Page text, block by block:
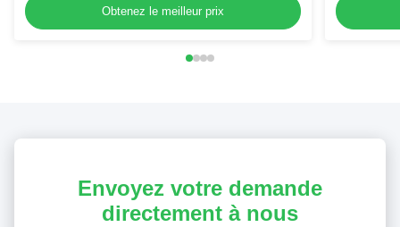
Obtenez le meilleur prix
Envoyez votre demande
directement à nous